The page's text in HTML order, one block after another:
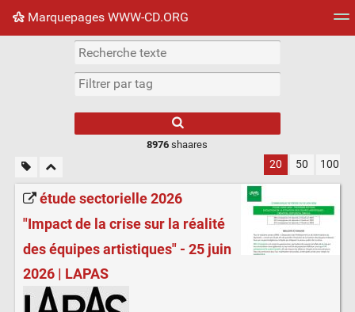
Marquepages WWW-CD.ORG
Nuage de tags Mur d'images
8976 shaares
20 50 100
étude sectorielle 2026
"Impact de la crise sur la réalité
des équipes artistiques" - 25 juin
2026 | LAPAS